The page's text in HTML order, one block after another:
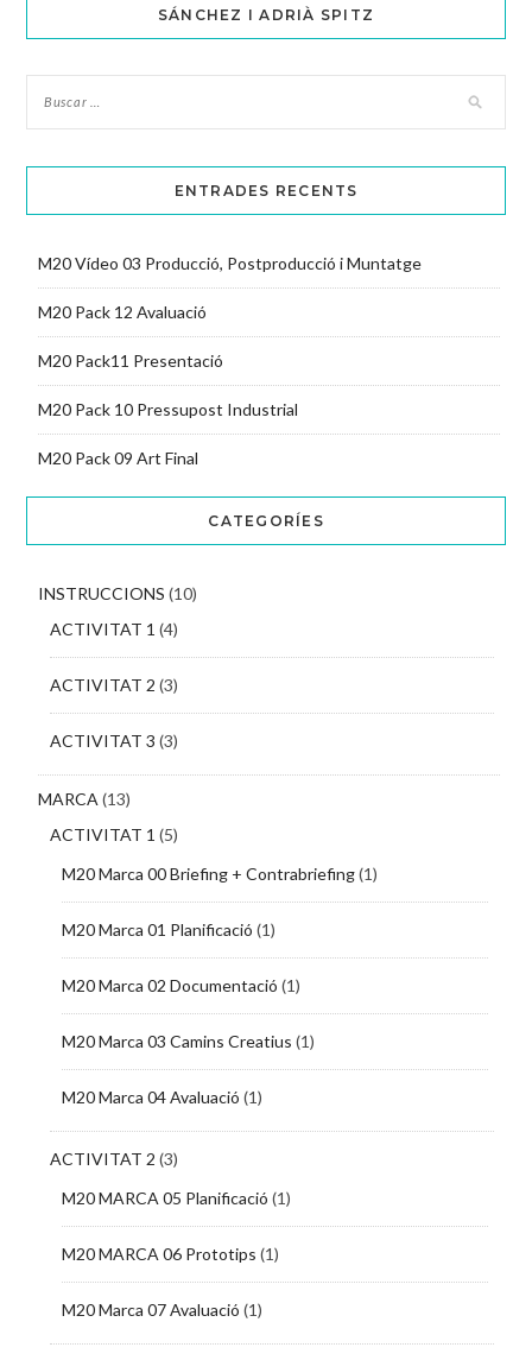
SÁNCHEZ I ADRIÀ SPITZ
ENTRADES RECENTS
M20 Vídeo 03 Producció, Postproducció i Muntatge
M20 Pack 12 Avaluació
M20 Pack11 Presentació
M20 Pack 10 Pressupost Industrial
M20 Pack 09 Art Final
CATEGORÍES
INSTRUCCIONS (10)
ACTIVITAT 1 (4)
ACTIVITAT 2 (3)
ACTIVITAT 3 (3)
MARCA(13)
ACTIVITAT 1 (5)
M20 Marca 00 Briefing + Contrabriefing(1)
M20 Marca 01 Planificació (1)
M20 Marca 02 Documentació (1)
M20 Marca 03 Camins Creatius (1)
M20 Marca 04 Avaluació (1)
ACTIVITAT 2 (3)
M20 MARCA 05 Planificació (1)
M20 MARCA 06 Prototips (1)
M20 Marca 07 Avaluació (1)